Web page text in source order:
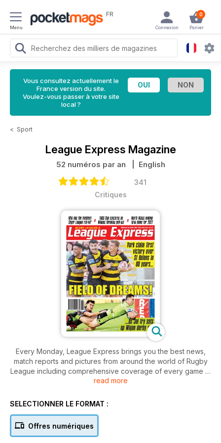
Menu
FR 0
Panier
Connexion
Vous consultez actuellement le
France version du site.
Voulez-vous passer à votre site
local ?
< Sport
League Express Magazine
52 numéros par an | English
341
Critiques
Every Monday, League Express brings you the best news,
match reports and pictures from around the world of Rugby
League including comprehensive coverage of every game in
the Betfred Super League, Championship and League 1, plus
grassroots game.
read more
SELECTIONNER LE FORMAT :
Offres numériques